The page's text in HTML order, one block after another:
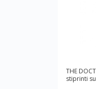
THE
stiprinti